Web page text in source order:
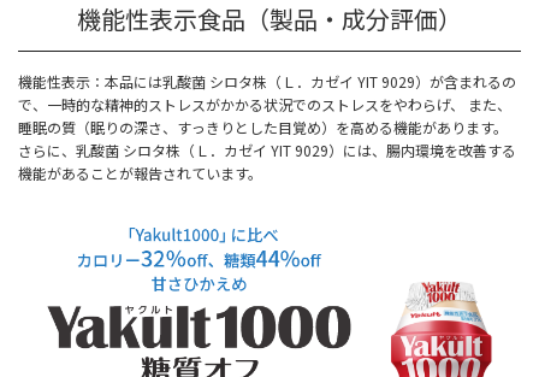
機能性表示食品（製品・成分評価）
機能性表示：本品には乳酸菌 シロタ株（Ｌ．カゼイ YIT 9029）が含まれるの
で、一時的な精神的ストレスがかかる状況でのストレスをやわらげ、 また、
睡眠の質（眠りの深さ、すっきりとした目覚め）を高める機能があります。
さらに、乳酸菌 シロタ株（Ｌ．カゼイ YIT 9029）には、腸内環境を改善する
機能があることが報告されています。